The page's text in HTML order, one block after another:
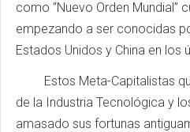
como “Nuevo Orden Mundial”
empezando a ser conocidas
Estados Unidos y China en los
Estos Meta-Capitalistas
de la Industria Tecnológica y
amasado sus fortunas